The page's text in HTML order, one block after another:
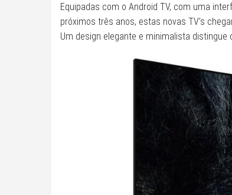
Equipadas com o Android TV, com uma
próximos três anos, estas novas TV’s
Um design elegante e minimalista distingue